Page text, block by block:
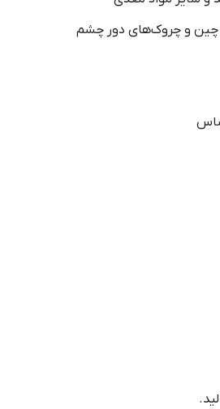
چین و چروک‌های دور چشم